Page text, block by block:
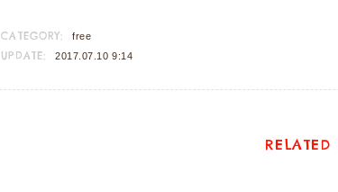
CATEGORY: free
UPDATE: 2017.07.10 9:14